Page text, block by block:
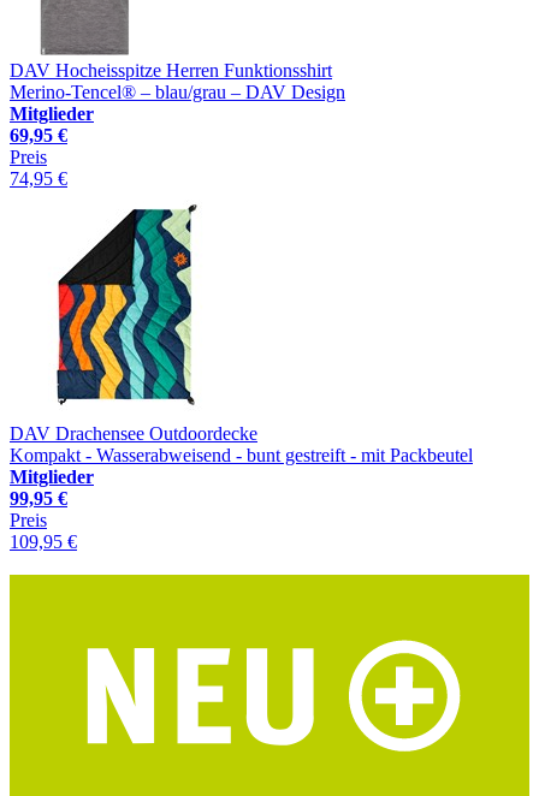
DAV Hocheisspitze Herren Funktionsshirt
Merino-Tencel® – blau/grau – DAV Design
Mitglieder
69,95 €
Preis
74,95 €
DAV Drachensee Outdoordecke
Kompakt - Wasserabweisend - bunt gestreift - mit Packbeutel
Mitglieder
99,95 €
Preis
109,95 €